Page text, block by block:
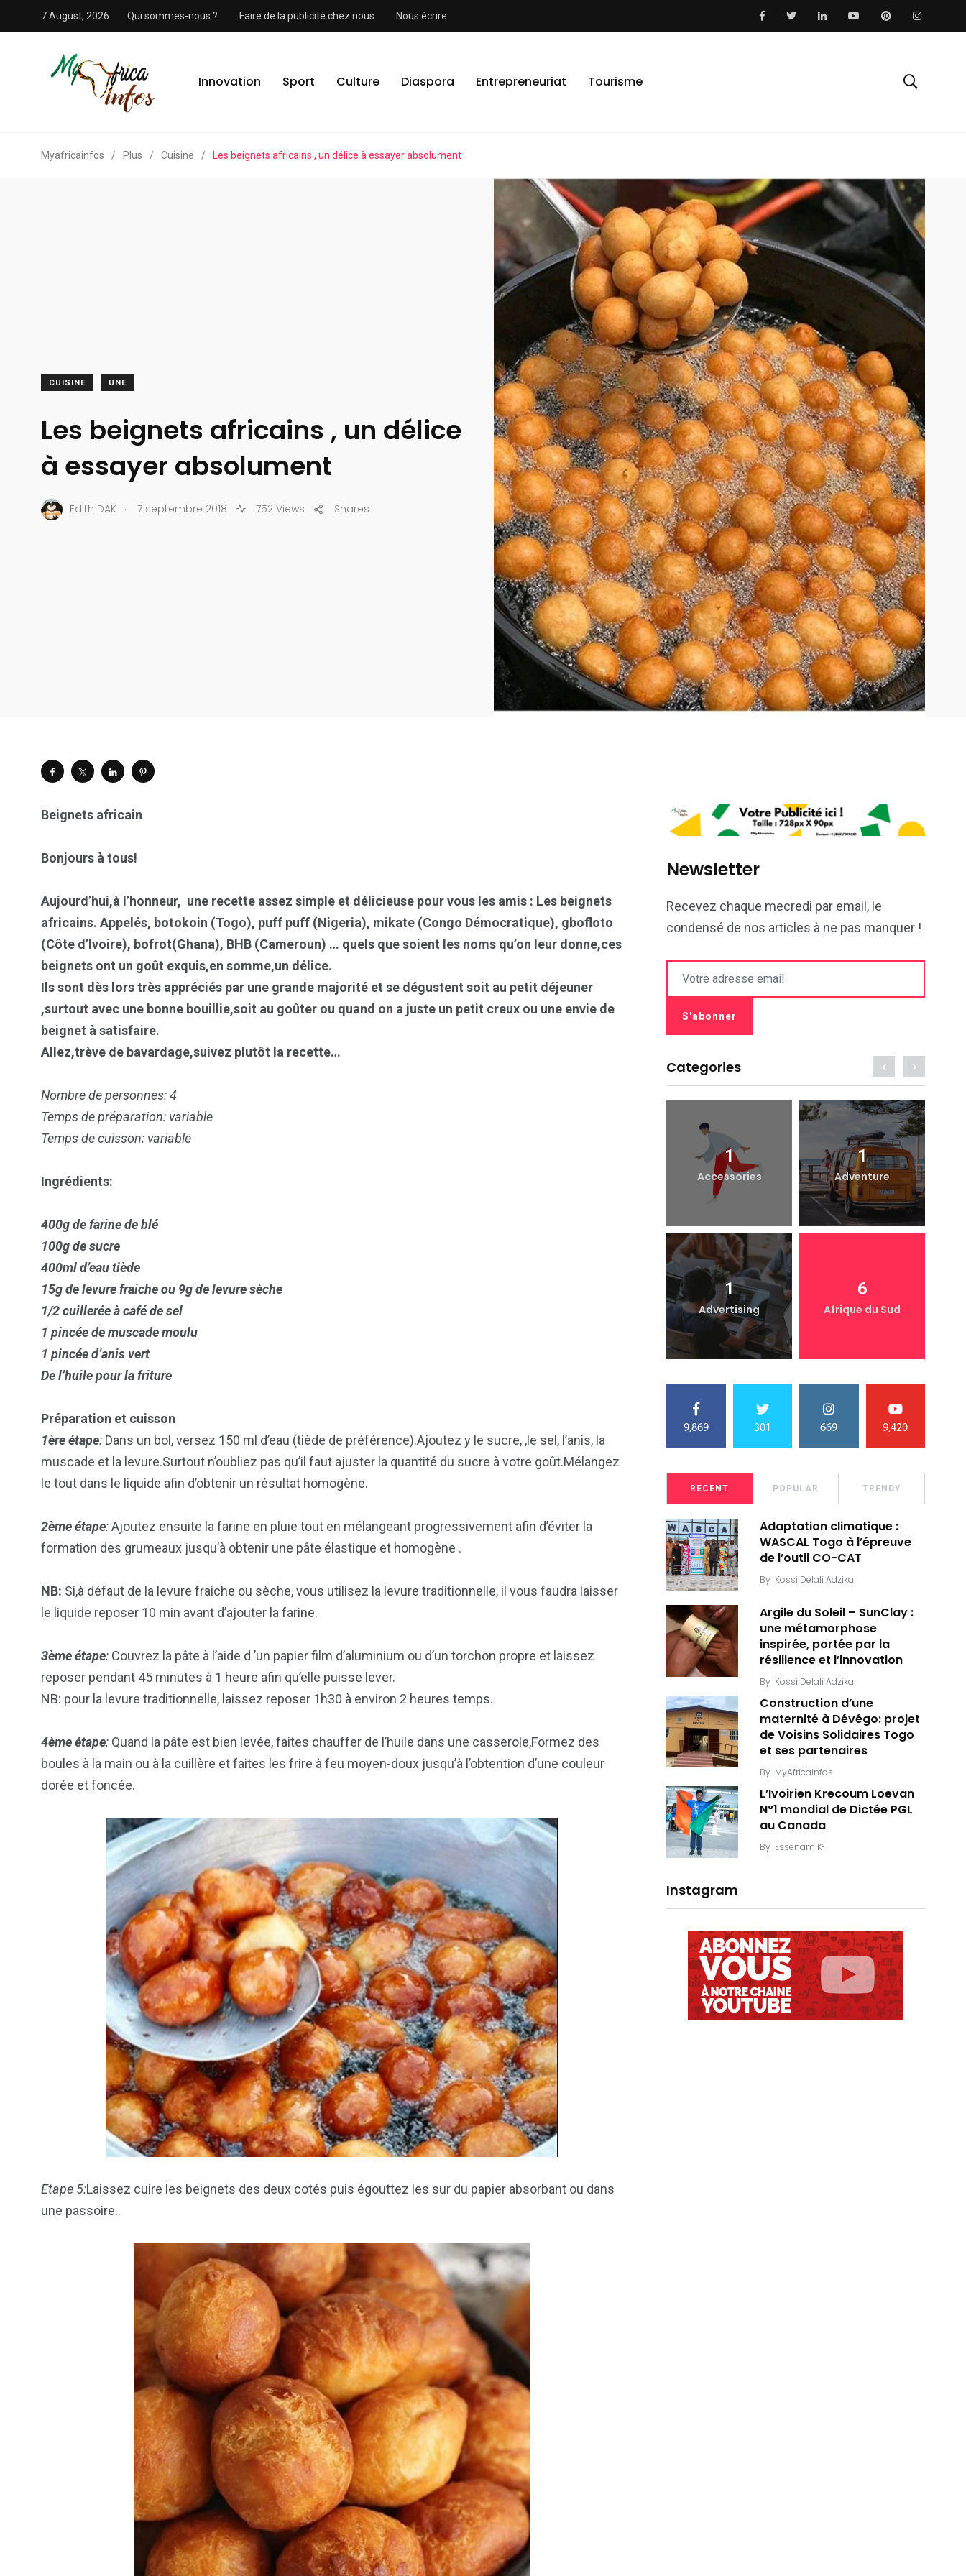
7 August, 2026 Qui sommes-nous ? Faire de la publicité chez nous Nous écrire
Innovation Sport Culture Diaspora Entrepreneuriat Tourisme
Myafricainfos / Plus / Cuisine / Les beignets africains , un délice à essayer absolument
CUISINE UNE
Les beignets africains , un délice
à essayer absolument
Edith DAK . 7 septembre 2018 752 Views Shares
Beignets africain
Bonjours à tous!
Aujourd’hui,à l’honneur, une recette assez simple et délicieuse pour vous les amis : Les beignets
africains. Appelés, botokoin (Togo), puff puff (Nigeria), mikate (Congo Démocratique), gbofloto
(Côte d’Ivoire), bofrot(Ghana), BHB (Cameroun) … quels que soient les noms qu’on leur donne,ces
beignets ont un goût exquis,en somme,un délice.
Ils sont dès lors très appréciés par une grande majorité et se dégustent soit au petit déjeuner
,surtout avec une bonne bouillie,soit au goûter ou quand on a juste un petit creux ou une envie de
beignet à satisfaire.
Allez,trève de bavardage,suivez plutôt la recette…
Nombre de personnes: 4
Temps de préparation: variable
Temps de cuisson: variable
Ingrédients:
400g de farine de blé
100g de sucre
400ml d’eau tiède
15g de levure fraiche ou 9g de levure sèche
1/2 cuillerée à café de sel
1 pincée de muscade moulu
1 pincée d’anis vert
De l’huile pour la friture
Préparation et cuisson
1ère étape: Dans un bol, versez 150 ml d’eau (tiède de préférence).Ajoutez y le sucre, ,le sel, l’anis, la
muscade et la levure.Surtout n’oubliez pas qu’il faut ajuster la quantité du sucre à votre goût.Mélangez
le tout dans le liquide afin d’obtenir un résultat homogène.
2ème étape:Ajoutez ensuite la farine en pluie tout en mélangeant progressivement afin d’éviter la
formation des grumeaux jusqu’à obtenir une pâte élastique et homogène .
NB: Si,à défaut de la levure fraiche ou sèche, vous utilisez la levure traditionnelle, il vous faudra laisser
le liquide reposer 10 min avant d’ajouter la farine.
3ème étape: Couvrez la pâte à l’aide d ’un papier film d’aluminium ou d’un torchon propre et laissez
reposer pendant 45 minutes à 1 heure afin qu’elle puisse lever.
NB: pour la levure traditionnelle, laissez reposer 1h30 à environ 2 heures temps.
4ème étape: Quand la pâte est bien levée, faites chauffer de l’huile dans une casserole,Formez des
boules à la main ou à la cuillère et faites les frire à feu moyen-doux jusqu’à l’obtention d’une couleur
dorée et foncée.
Etape 5:Laissez cuire les beignets des deux cotés puis égouttez les sur du papier absorbant ou dans
une passoire..
Newsletter
Recevez chaque mecredi par email, le
condensé de nos articles à ne pas manquer !
Categories
& astuces
1
wedding
1
Accessories
1
Adventure
1
Advertising
6
Afrique du Sud
9,869 301 669 9,420
RECENT POPULAR TRENDY
Adaptation climatique :
WASCAL Togo à l’épreuve
de l’outil CO-CAT
By Kossi Delali Adzika
Argile du Soleil – SunClay :
une métamorphose
inspirée, portée par la
résilience et l’innovation
By Kossi Delali Adzika
Construction d’une
maternité à Dévégo: projet
de Voisins Solidaires Togo
et ses partenaires
By MyAfricaInfos
L’Ivoirien Krecoum Loevan
N°1 mondial de Dictée PGL
au Canada
By Essenam K²
Instagram